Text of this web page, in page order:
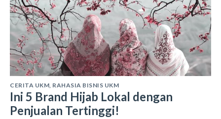
CERITA UKM, RAHASIA BISNIS UKM
Ini 5 Brand Hijab Lokal dengan
Penjualan Tertinggi!